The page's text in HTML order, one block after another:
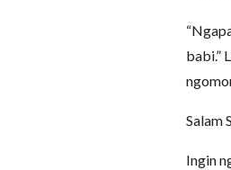
babi.”
Salam
Ingin